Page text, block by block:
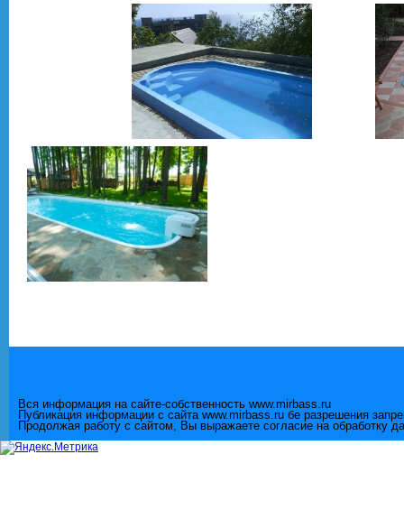
Вся информация на сайте-собственность www.mirbass.ru
Публикация информации с сайта www.mirbass.ru бе разрешения
Продолжая работу с сайтом, Вы выражаете согласие на обработку